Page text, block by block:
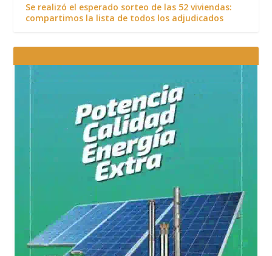
Se realizó el esperado sorteo de las 52 viviendas:
compartimos la lista de todos los adjudicados